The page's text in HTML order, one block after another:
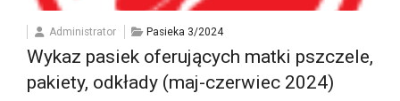
Administrator Pasieka 3/2024
Wykaz pasiek oferujących matki pszczele,
pakiety, odkłady (maj-czerwiec 2024)